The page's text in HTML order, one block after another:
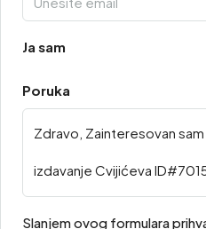
Ja sam
Poruka
Slanjem ovog formulara